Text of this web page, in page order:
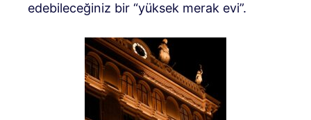
edebileceğiniz bir “yüksek merak evi”.